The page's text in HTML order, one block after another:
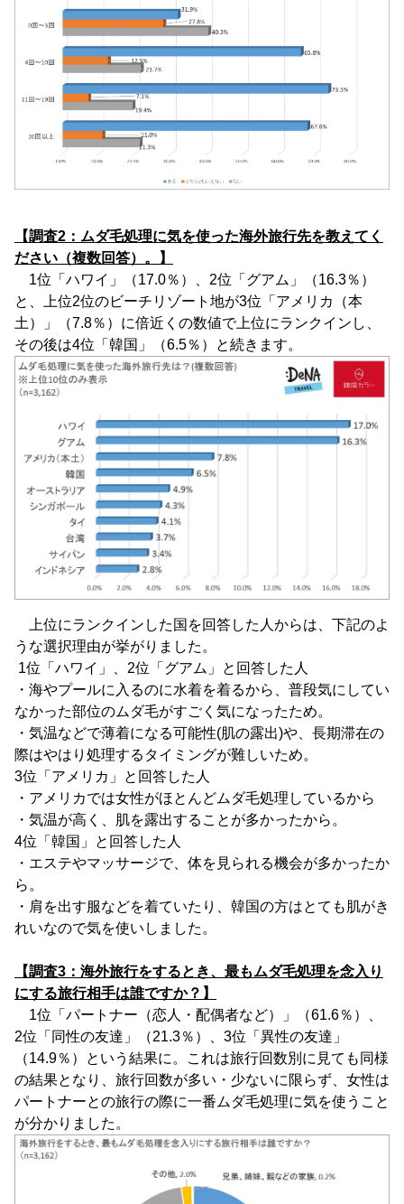
【調査2：ムダ毛処理に気を使った海外旅行先を教えてく
ださい（複数回答）。】
1位「ハワイ」（17.0％）、2位「グアム」（16.3％）
と、上位2位のビーチリゾート地が3位「アメリカ（本
土）」（7.8％）に倍近くの数値で上位にランクインし、
その後は4位「韓国」（6.5％）と続きます。
上位にランクインした国を回答した人からは、下記のよ
うな選択理由が挙がりました。
1位「ハワイ」、2位「グアム」と回答した人
・海やプールに入るのに水着を着るから、普段気にしてい
なかった部位のムダ毛がすごく気になったため。
・気温などで薄着になる可能性(肌の露出)や、長期滞在の
際はやはり処理するタイミングが難しいため。
3位「アメリカ」と回答した人
・アメリカでは女性がほとんどムダ毛処理しているから
・気温が高く、肌を露出することが多かったから。
4位「韓国」と回答した人
・エステやマッサージで、体を見られる機会が多かったか
ら。
・肩を出す服などを着ていたり、韓国の方はとても肌がき
れいなので気を使いしました。
【調査3：海外旅行をするとき、最もムダ毛処理を念入り
にする旅行相手は誰ですか？】
1位「パートナー（恋人・配偶者など）」（61.6％）、
2位「同性の友達」（21.3％）、3位「異性の友達」
（14.9％）という結果に。これは旅行回数別に見ても同様
の結果となり、旅行回数が多い・少ないに限らず、女性は
パートナーとの旅行の際に一番ムダ毛処理に気を使うこと
が分かりました。